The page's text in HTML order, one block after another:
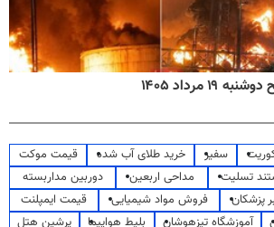
مرداد ۱۴۰۵
سفیر خرید طلای آب شده
قیمت موکت
تسلیت مداحی اربعین
دوربین مداربسته
پزشکان
فروش مواد شیمیایی
قیمت ایمپلنت
آموزشگاه تیزهوشان بلیط هواپیما
پرشین هتل